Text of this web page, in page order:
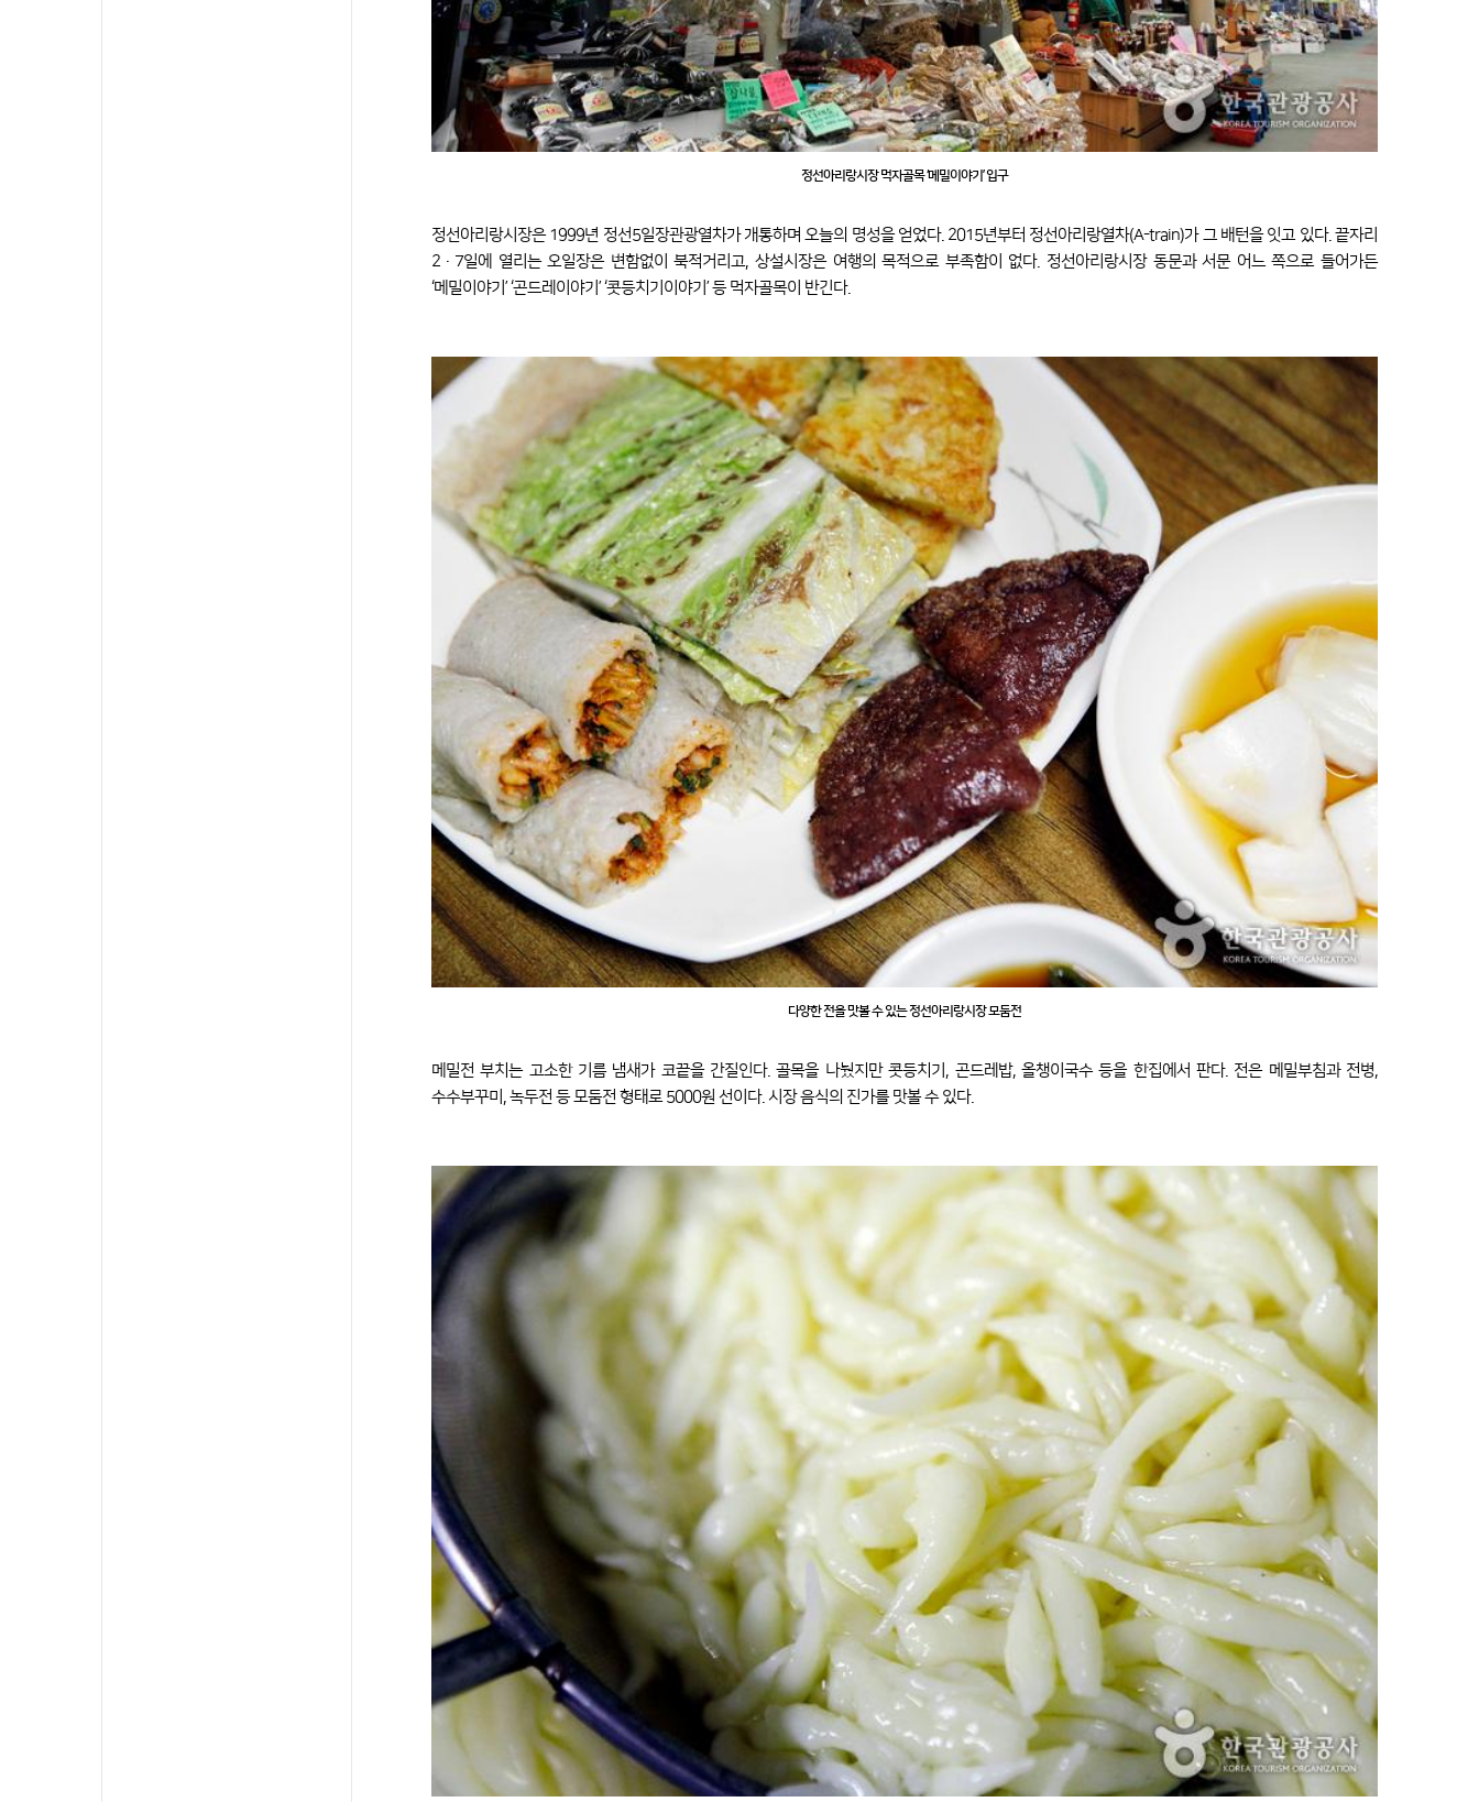
정선아리랑시장 먹자골목 ‘메밀이야기’ 입구
정선아리랑시장은 1999년 정선5일장관광열차가 개통하며 오늘의 명성을 얻었다. 2015년부터 정선아리랑열차(A-train)가 그 배턴을 잇고 있다. 끝자리
2·7일에 열리는 오일장은 변함없이 북적거리고, 상설시장은 여행의 목적으로 부족함이 없다. 정선아리랑시장 동문과 서문 어느 쪽으로 들어가든
‘메밀이야기’ ‘곤드레이야기’ ‘콧등치기이야기’ 등 먹자골목이 반긴다.
다양한 전을 맛볼 수 있는 정선아리랑시장 모둠전
메밀전 부치는 고소한 기름 냄새가 코끝을 간질인다. 골목을 나눴지만 콧등치기, 곤드레밥, 올챙이국수 등을 한집에서 판다. 전은 메밀부침과 전병,
수수부꾸미, 녹두전 등 모둠전 형태로 5000원 선이다. 시장 음식의 진가를 맛볼 수 있다.